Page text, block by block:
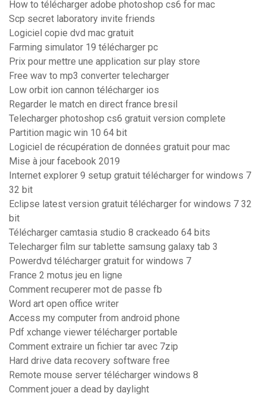
How to télécharger adobe photoshop cs6 for mac
Scp secret laboratory invite friends
Logiciel copie dvd mac gratuit
Farming simulator 19 télécharger pc
Prix pour mettre une application sur play store
Free wav to mp3 converter telecharger
Low orbit ion cannon télécharger ios
Regarder le match en direct france bresil
Telecharger photoshop cs6 gratuit version complete
Partition magic win 10 64 bit
Logiciel de récupération de données gratuit pour mac
Mise à jour facebook 2019
Internet explorer 9 setup gratuit télécharger for windows 7
32 bit
Eclipse latest version gratuit télécharger for windows 7 32
bit
Télécharger camtasia studio 8 crackeado 64 bits
Telecharger film sur tablette samsung galaxy tab 3
Powerdvd télécharger gratuit for windows 7
France 2 motus jeu en ligne
Comment recuperer mot de passe fb
Word art open office writer
Access my computer from android phone
Pdf xchange viewer télécharger portable
Comment extraire un fichier tar avec 7zip
Hard drive data recovery software free
Remote mouse server télécharger windows 8
Comment jouer a dead by daylight